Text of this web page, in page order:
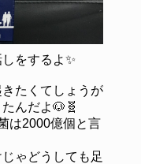
をするよ✨
たくてしょうが
んだよ🐶🧬
は2000億個と言
ゃどうしても足